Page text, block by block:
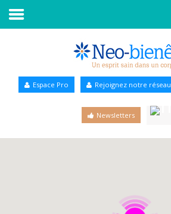
Annuaire Bien-être
Espace Pro Rejoignez notre réseau
Newsletters